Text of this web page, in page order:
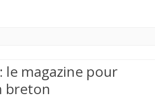
le magazine pour
breton